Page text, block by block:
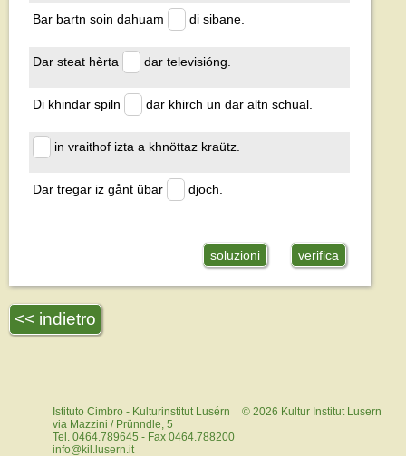
Bar bartn soin dahuam di sibane.
Dar steat hèrta dar televisióng.
Di khindar spiln dar khirch un dar altn schual.
in vraithof izta a khnöttaz kraütz.
Dar tregar iz gånt übar djoch.
soluzioni verifica
<< indietro
Istituto Cimbro - Kulturinstitut Lusérn
via Mazzini / Prünndle, 5
Tel. 0464.789645 - Fax 0464.788200
info@kil.lusern.it
© 2026 Kultur Institut Lusern